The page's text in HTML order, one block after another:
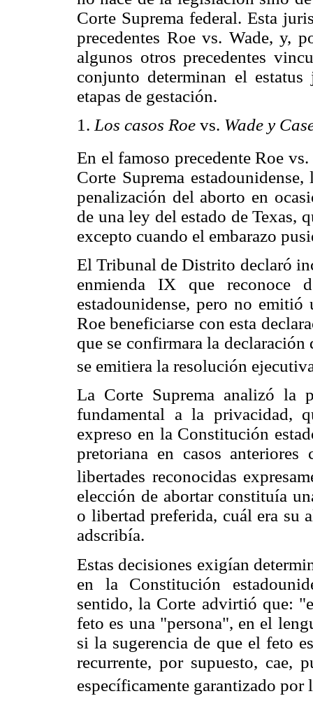
Corte Suprema federal. Esta
precedentes Roe vs. Wade, y,
algunos otros precedentes
conjunto determinan el
etapas de gestación.
1. Los casos Roe vs. Wade y
En el famoso precedente Roe vs.
Corte Suprema
penalización del aborto en
de una ley del estado de Texas,
excepto cuando el embarazo
El Tribunal de Distrito declaró
enmienda IX que reconoce
estadounidense, pero no
Roe beneficiarse con esta
que se confirmara la
se emitiera la resolución
La Corte Suprema analizó la
fundamental a la privacidad,
expreso en la Constitución
pretoriana en casos
libertades reconocidas
elección de abortar constituía
o libertad preferida, cuál era su
adscribía.
Estas decisiones exigían
en la Constitución
sentido, la Corte advirtió que:
feto es una "persona", en el
si la sugerencia de que el feto
recurrente, por supuesto, cae,
específicamente garantizado por